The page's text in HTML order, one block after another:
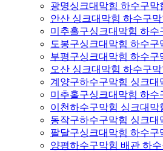
광명싱크대막힘 하수구막
안산 싱크대막힘 하수구막
미추홀구싱크대막힘 하수
도봉구싱크대막힘 하수구
부평구싱크대막힘 하수구
오산 싱크대막힘 하수구
계양구하수구막힘 싱크대
미추홀구싱크대막힘 하수
이천하수구막힘 싱크대막
동작구하수구막힘 싱크대
팔달구싱크대막힘 하수
양평하수구막힘 배관 하